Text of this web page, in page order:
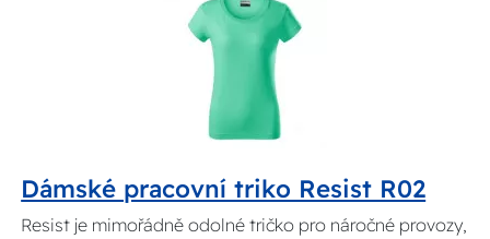
Dámské pracovní triko Resist R02
Resist je mimořádně odolné tričko pro náročné provozy,